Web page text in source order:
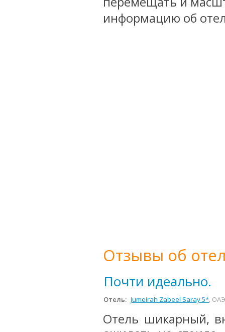
информацию об
Отзывы об
Почти идеально.
Отель: Jumeirah Zabeel Saray 5*,
Отель шикарный,